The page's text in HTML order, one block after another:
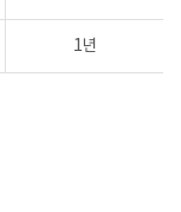
1년